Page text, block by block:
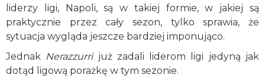
liderzy ligi, Napoli, są w takiej formie, w jakiej są
praktycznie przez cały sezon, tylko sprawia, że
sytuacja wygląda jeszcze bardziej imponująco.
Jednak Nerazzurrijuż zadali liderom ligi jedyną jak
dotąd ligową porażkę w tym sezonie.